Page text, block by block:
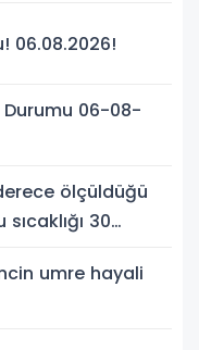
06.08.2026!
Durumu 06-08-
ölçüldüğü
30
umre hayali